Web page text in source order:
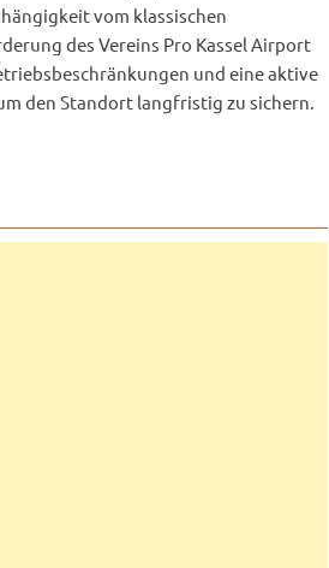
vom klassischen
des Vereins Pro Kassel Airport
und eine aktive
den Standort langfristig zu sichern.